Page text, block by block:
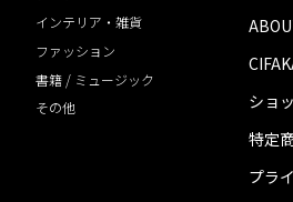
インテリア・雑貨
ファッション
書籍 / ミュージック
その他
ショ
特定
プラ